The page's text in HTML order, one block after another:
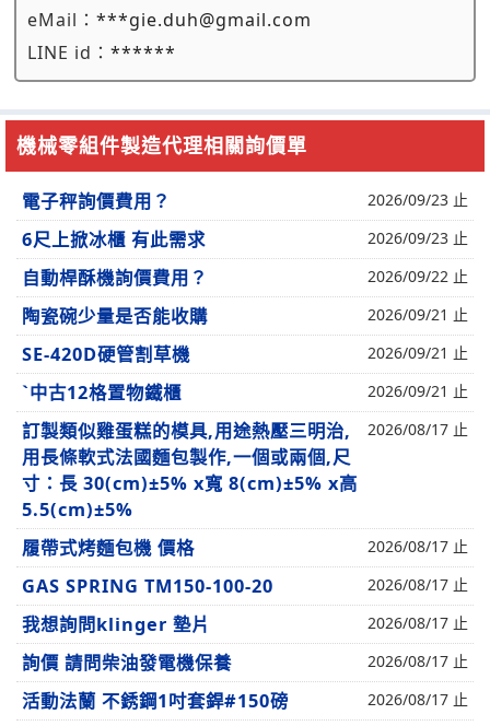
eMail： ***gie.duh@gmail.com
LINE id： ******
機械零組件製造代理相關詢價單
電子秤詢價費用？ 2026/09/23 止
6尺上掀冰櫃 有此需求 2026/09/23 止
自動桿酥機詢價費用？ 2026/09/22 止
陶瓷碗少量是否能收購 2026/09/21 止
SE-420D硬管割草機 2026/09/21 止
ˋ中古12格置物鐵櫃 2026/09/21 止
訂製類似雞蛋糕的模具,用途熱壓三明治,
用長條軟式法國麵包製作,一個或兩個,尺
寸：長 30(cm)±5% x寬 8(cm)±5% x高
5.5(cm)±5%
2026/08/17 止
履帶式烤麵包機 價格 2026/08/17 止
GAS SPRING TM150-100-20 2026/08/17 止
我想詢問klinger 墊片 2026/08/17 止
詢價 請問柴油發電機保養 2026/08/17 止
活動法蘭 不銹鋼1吋套銲#150磅 2026/08/17 止